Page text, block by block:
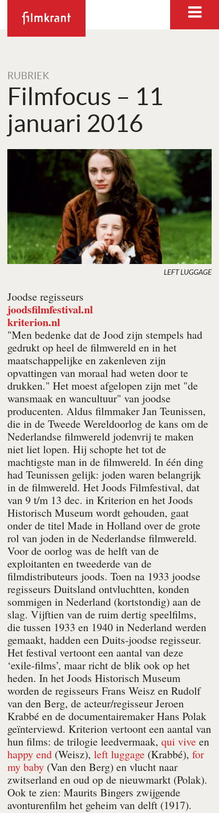
RUBRIEK
Filmfocus – 11
januari 2016
LEFT LUGGAGE
Joodse regisseurs
joodsfilmfestival.nl
kriterion.nl
"Men bedenke dat de Jood zijn stempels had
gedrukt op heel de filmwereld en in het
maatschappelijke en zakenleven zijn
opvattingen van moraal had weten door te
drukken." Het moest afgelopen zijn met "de
wansmaak en wancultuur" van joodse
producenten. Aldus filmmaker Jan Teunissen,
die in de Tweede Wereldoorlog de kans om de
Nederlandse filmwereld jodenvrij te maken
niet liet lopen. Hij schopte het tot de
machtigste man in de filmwereld. In één ding
had Teunissen gelijk: joden waren belangrijk
in de filmwereld. Het Joods Filmfestival, dat
van 9 t/m 13 dec. in Kriterion en het Joods
Historisch Museum wordt gehouden, gaat
onder de titel Made in Holland over de grote
rol van joden in de Nederlandse filmwereld.
Voor de oorlog was de helft van de
exploitanten en tweederde van de
filmdistributeurs joods. Toen na 1933 joodse
regisseurs Duitsland ontvluchtten, konden
sommigen in Nederland (kortstondig) aan de
slag. Vijftien van de ruim dertig speelfilms,
die tussen 1933 en 1940 in Nederland werden
gemaakt, hadden een Duits-joodse regisseur.
Het festival vertoont een aantal van deze
‘exile-films’, maar richt de blik ook op het
heden. In het Joods Historisch Museum
worden de regisseurs Frans Weisz en Rudolf
van den Berg, de acteur/regisseur Jeroen
Krabbé en de documentairemaker Hans Polak
geïnterviewd. Kriterion vertoont een aantal van
hun films: de trilogie leedvermaak, qui vive en
happy end (Weisz), left luggage (Krabbé), for
my baby (Van den Berg) en vlucht naar
zwitserland en oud op de nieuwmarkt (Polak).
Ook te zien: Maurits Bingers zwijgende
avonturenfilm het geheim van delft (1917).